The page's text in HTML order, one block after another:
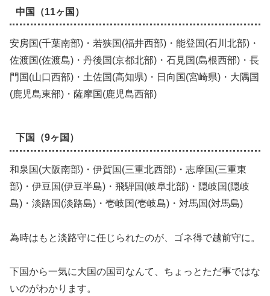
中国（11ヶ国）
安房国(千葉南部)・若狭国(福井西部)・能登国(石川北部)・
佐渡国(佐渡島)・丹後国(京都北部)・石見国(島根西部)・長
門国(山口西部)・土佐国(高知県)・日向国(宮崎県)・大隅国
(鹿児島東部)・薩摩国(鹿児島西部)
下国（9ヶ国）
和泉国(大阪南部)・伊賀国(三重北西部)・志摩国(三重東
部)・伊豆国(伊豆半島)・飛騨国(岐阜北部)・隠岐国(隠岐
島)・淡路国(淡路島)・壱岐国(壱岐島)・対馬国(対馬島)
為時はもと淡路守に任じられたのが、ゴネ得で越前守に。
下国から一気に大国の国司なんて、ちょっとただ事ではな
いのがわかります。